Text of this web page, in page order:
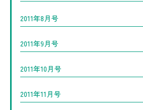
2011年8月号
2011年9月号
2011年10月号
2011年11月号